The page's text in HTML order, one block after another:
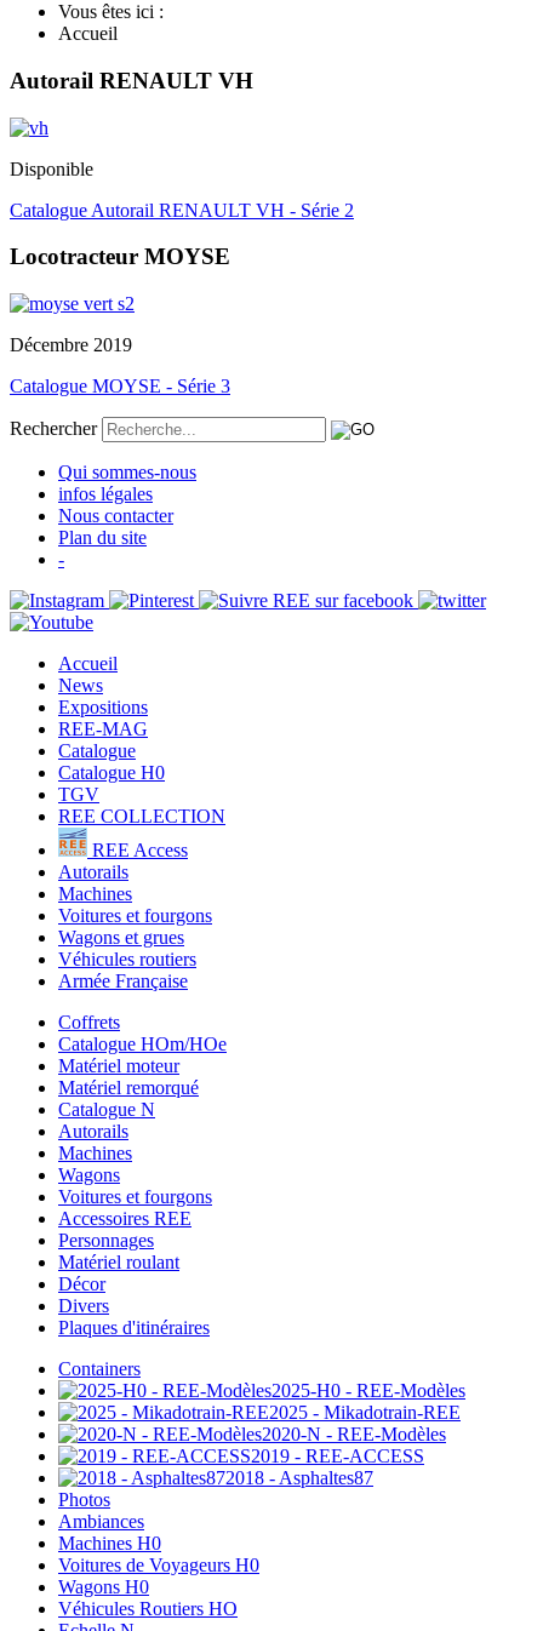
Vous êtes ici :
Accueil
Autorail RENAULT VH
Disponible
Catalogue Autorail RENAULT VH - Série 2
Locotracteur MOYSE
Décembre 2019
Catalogue MOYSE - Série 3
Rechercher
Qui sommes-nous
infos légales
Nous contacter
Plan du site
-
Accueil
News
Expositions
REE-MAG
Catalogue
Catalogue H0
TGV
REE COLLECTION
REE Access
Autorails
Machines
Voitures et fourgons
Wagons et grues
Véhicules routiers
Armée Française
Coffrets
Catalogue HOm/HOe
Matériel moteur
Matériel remorqué
Catalogue N
Autorails
Machines
Wagons
Voitures et fourgons
Accessoires REE
Personnages
Matériel roulant
Décor
Divers
Plaques d'itinéraires
Containers
2025-H0 - REE-Modèles
2025 - Mikadotrain-REE
2020-N - REE-Modèles
2019 - REE-ACCESS
2018 - Asphaltes87
Photos
Ambiances
Machines H0
Voitures de Voyageurs H0
Wagons H0
Véhicules Routiers HO